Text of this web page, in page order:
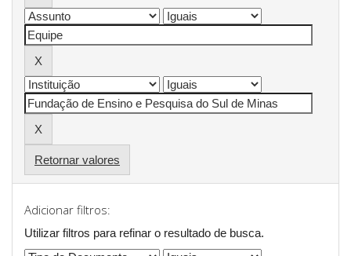
Retornar valores
Adicionar filtros:
Utilizar filtros para refinar o resultado de busca.